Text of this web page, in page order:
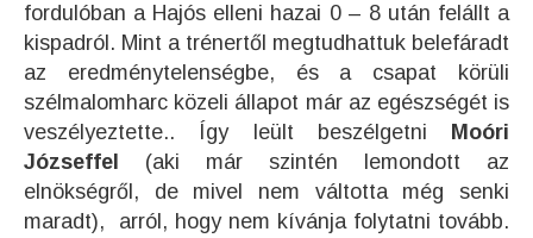
fordulóban a Hajós elleni hazai 0 – 8 után felállt a
kispadról. Mint a trénertől megtudhattuk belefáradt
az eredménytelenségbe, és a csapat körüli
szélmalomharc közeli állapot már az egészségét is
veszélyeztette.. Így leült beszélgetni
Moóri
Józseffel
(aki már szintén lemondott az
elnökségről, de mivel nem váltotta még senki
maradt), arról, hogy nem kívánja folytatni tovább.